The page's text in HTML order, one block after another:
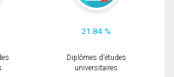
21.84 %
Diplômes d'études
universitaires